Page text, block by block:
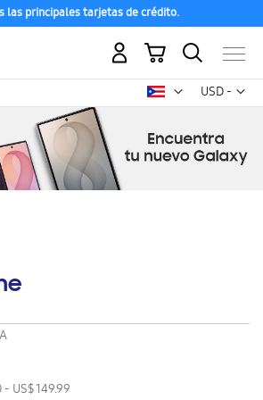
las principales tarjetas de crédito.
USD -
dólar
Mi carrito
US$ 149.99